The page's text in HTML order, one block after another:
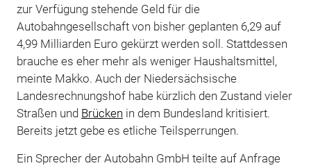
zur Verfügung stehende Geld für die
Autobahngesellschaft von bisher geplanten 6,29 auf
4,99 Milliarden Euro gekürzt werden soll. Stattdessen
brauche es eher mehr als weniger Haushaltsmittel,
meinte Makko. Auch der Niedersächsische
Landesrechnungshof habe kürzlich den Zustand vieler
Straßen und Brücken in dem Bundesland kritisiert.
Bereits jetzt gebe es etliche Teilsperrungen.
Ein Sprecher der Autobahn GmbH teilte auf Anfrage